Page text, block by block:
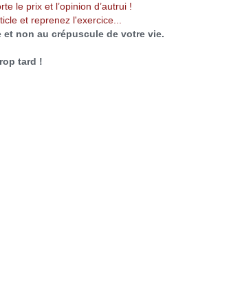
le prix et l’opinion d’autrui !
et reprenez l'exercice...
et non au crépuscule de votre vie.
tard !